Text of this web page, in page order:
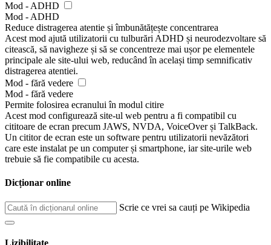
Mod - ADHD
Mod - ADHD
Reduce distragerea atentie și îmbunătățește concentrarea
Acest mod ajută utilizatorii cu tulburări ADHD și neurodezvoltare să
citească, să navigheze și să se concentreze mai ușor pe elementele
principale ale site-ului web, reducând în același timp semnificativ
distragerea atentiei.
Mod - fără vedere
Mod - fără vedere
Permite folosirea ecranului în modul citire
Acest mod configurează site-ul web pentru a fi compatibil cu
cititoare de ecran precum JAWS, NVDA, VoiceOver și TalkBack.
Un cititor de ecran este un software pentru utilizatorii nevăzători
care este instalat pe un computer și smartphone, iar site-urile web
trebuie să fie compatibile cu acesta.
Dicționar online
Scrie ce vrei sa cauți pe Wikipedia
Lizibilitate